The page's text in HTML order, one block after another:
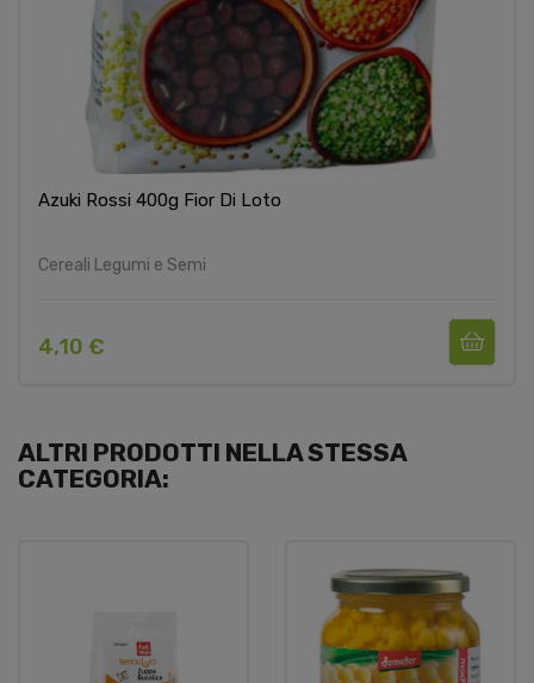
Azuki Rossi 400g Fior Di Loto
Cereali Legumi e Semi
4,10 €
ALTRI PRODOTTI NELLA STESSA
CATEGORIA: